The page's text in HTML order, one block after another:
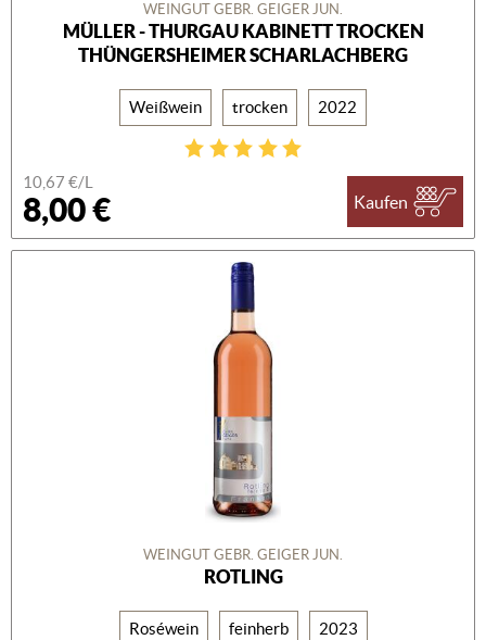
WEINGUT GEBR. GEIGER JUN.
MÜLLER - THURGAU KABINETT TROCKEN
THÜNGERSHEIMER SCHARLACHBERG
Weißwein trocken 2022
10,67 €/L
8,00 € Kaufen
WEINGUT GEBR. GEIGER JUN.
ROTLING
Roséwein feinherb 2023